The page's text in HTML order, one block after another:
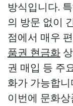
방식입니다.
의 방문 없이
점에서 매우
품권 현금화
권 매입 등 주
화가 가능합
이번에 문화